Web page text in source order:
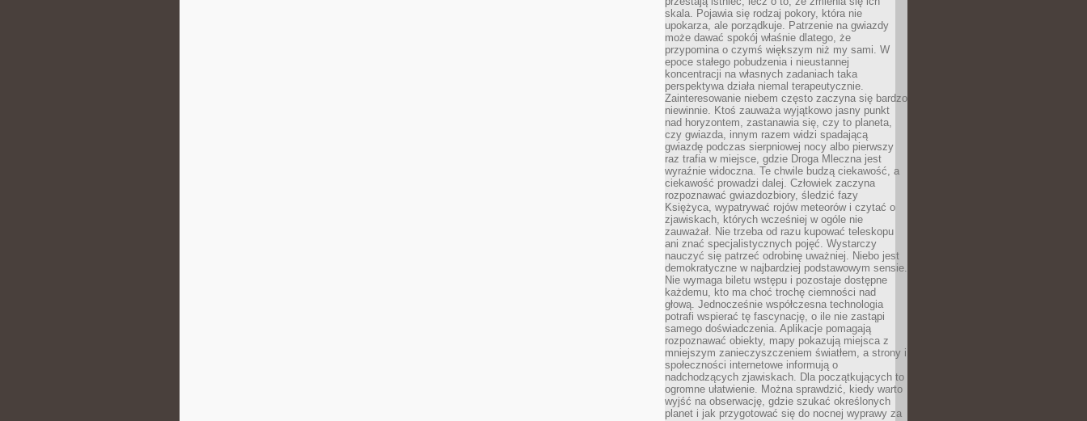
skala. Pojawia się rodzaj pokory, która nie
upokarza, ale porządkuje. Patrzenie na gwiazdy
może dawać spokój właśnie dlatego, że
przypomina o czymś większym niż my sami. W
epoce stałego pobudzenia i nieustannej
koncentracji na własnych zadaniach taka
perspektywa działa niemal terapeutycznie.
Zainteresowanie niebem często zaczyna się bardzo
niewinnie. Ktoś zauważa wyjątkowo jasny punkt
nad horyzontem, zastanawia się, czy to planeta,
czy gwiazda, innym razem widzi spadającą
gwiazdę podczas sierpniowej nocy albo pierwszy
raz trafia w miejsce, gdzie Droga Mleczna jest
wyraźnie widoczna. Te chwile budzą ciekawość, a
ciekawość prowadzi dalej. Człowiek zaczyna
rozpoznawać gwiazdozbiory, śledzić fazy
Księżyca, wypatrywać rojów meteorów i czytać o
zjawiskach, których wcześniej w ogóle nie
zauważał. Nie trzeba od razu kupować teleskopu
ani znać specjalistycznych pojęć. Wystarczy
nauczyć się patrzeć odrobinę uważniej. Niebo jest
demokratyczne w najbardziej podstawowym sensie.
Nie wymaga biletu wstępu i pozostaje dostępne
każdemu, kto ma choć trochę ciemności nad
głową. Jednocześnie współczesna technologia
potrafi wspierać tę fascynację, o ile nie zastąpi
samego doświadczenia. Aplikacje pomagają
rozpoznawać obiekty, mapy pokazują miejsca z
mniejszym zanieczyszczeniem światłem, a strony i
społeczności internetowe informują o
nadchodzących zjawiskach. Dla początkujących to
ogromne ułatwienie. Można sprawdzić, kiedy warto
wyjść na obserwację, gdzie szukać określonych
planet i jak przygotować się do nocnej wyprawy za